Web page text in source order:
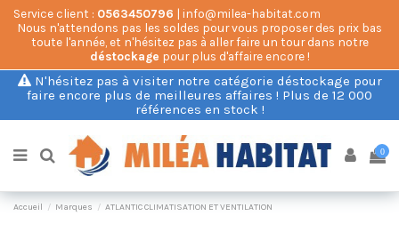
Service client : 0563450796 | info@milea-habitat.com
Nous n'attendons pas les soldes pour vous proposer des prix bas
toute l'année, et n'hésitez pas à aller faire un tour dans notre
déstockage pour plus d'affaire encore !
N'hésitez pas à visiter notre catégorie déstockage pour
faire encore plus de meilleures affaires ! Plus de 12 000
références en stock !
0
Accueil Marques ATLANTIC CLIMATISATION ET VENTILATION